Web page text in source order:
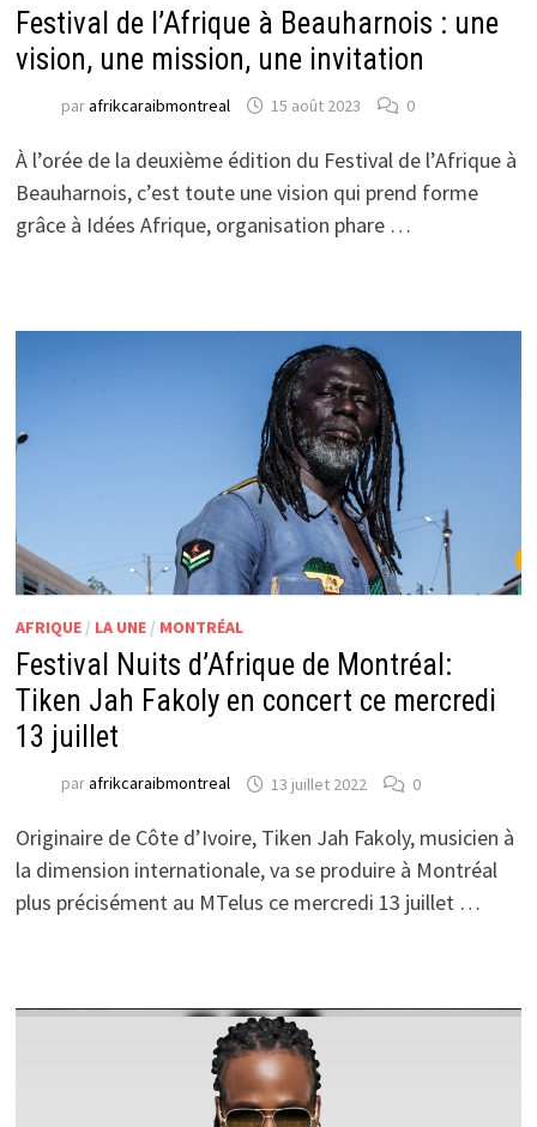
Festival de l’Afrique à Beauharnois : une
vision, une mission, une invitation
parafrikcaraibmontreal 15 août 2023 0
À l’orée de la deuxième édition du Festival de l’Afrique à
Beauharnois, c’est toute une vision qui prend forme
grâce à Idées Afrique, organisation phare …
AFRIQUE/ LA UNE/ MONTRÉAL
Festival Nuits d’Afrique de Montréal:
Tiken Jah Fakoly en concert ce mercredi
13 juillet
parafrikcaraibmontreal 13 juillet 2022 0
Originaire de Côte d’Ivoire, Tiken Jah Fakoly, musicien à
la dimension internationale, va se produire à Montréal
plus précisément au MTelus ce mercredi 13 juillet …